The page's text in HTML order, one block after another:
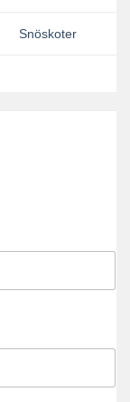
Snöskoter